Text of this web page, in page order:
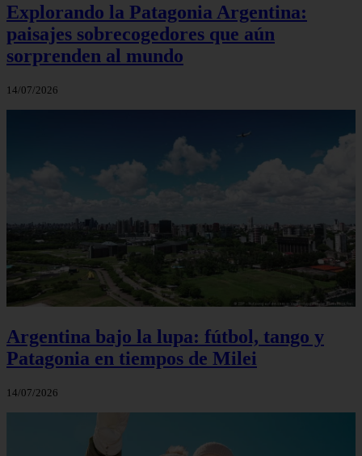
Explorando la Patagonia Argentina:
paisajes sobrecogedores que aún
sorprenden al mundo
14/07/2026
Argentina bajo la lupa: fútbol, tango y
Patagonia en tiempos de Milei
14/07/2026